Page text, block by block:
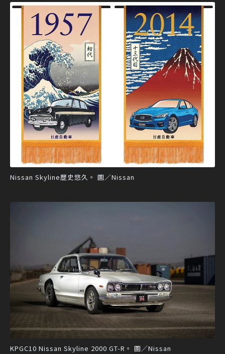
Nissan Skyline歷史悠久。 圖／Nissan
KPGC10 Nissan Skyline 2000 GT-R。 圖／Nissan